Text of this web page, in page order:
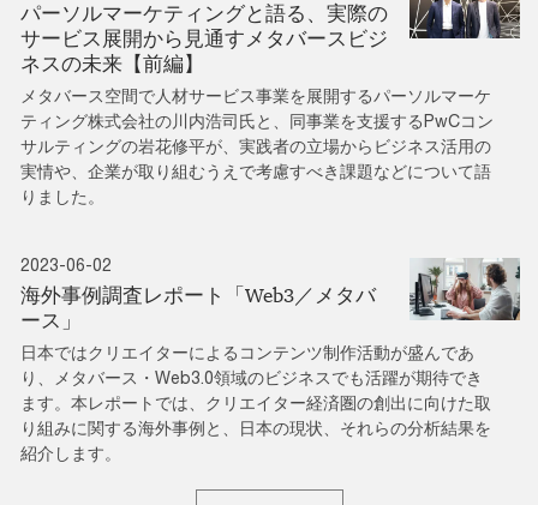
パーソルマーケティングと語る、実際の
サービス展開から見通すメタバースビジ
ネスの未来【前編】
メタバース空間で人材サービス事業を展開するパーソルマーケ
ティング株式会社の川内浩司氏と、同事業を支援するPwCコン
サルティングの岩花修平が、実践者の立場からビジネス活用の
実情や、企業が取り組むうえで考慮すべき課題などについて語
りました。
2023-06-02
海外事例調査レポート「Web3／メタバ
ース」
日本ではクリエイターによるコンテンツ制作活動が盛んであ
り、メタバース・Web3.0領域のビジネスでも活躍が期待でき
ます。本レポートでは、クリエイター経済圏の創出に向けた取
り組みに関する海外事例と、日本の現状、それらの分析結果を
紹介します。